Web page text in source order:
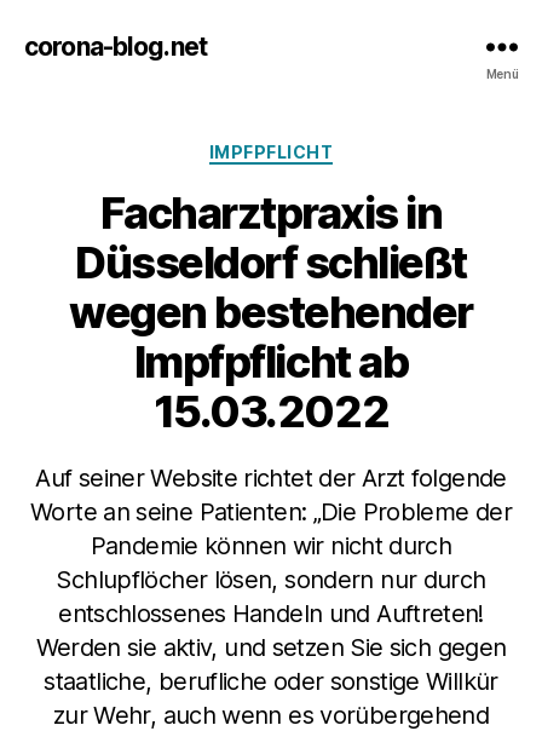
corona-blog.net
Menü
Kategorien
IMPFPFLICHT
Facharztpraxis in
Düsseldorf schließt
wegen bestehender
Impfpflicht ab
15.03.2022
Auf seiner Website richtet der Arzt folgende
Worte an seine Patienten: „Die Probleme der
Pandemie können wir nicht durch
Schlupflöcher lösen, sondern nur durch
entschlossenes Handeln und Auftreten!
Werden sie aktiv, und setzen Sie sich gegen
staatliche, berufliche oder sonstige Willkür
zur Wehr, auch wenn es vorübergehend